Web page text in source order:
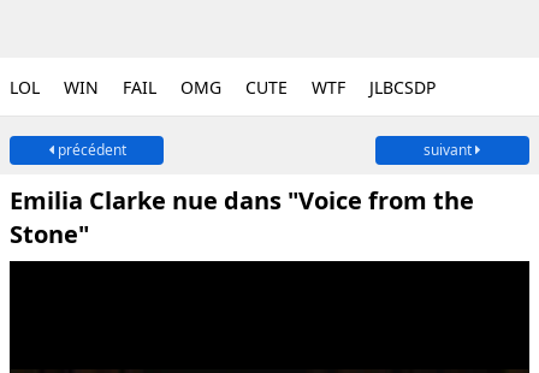
LOL WIN FAIL OMG CUTE WTF JLBCSDP
précédent suivant
Emilia Clarke nue dans "Voice from the
Stone"